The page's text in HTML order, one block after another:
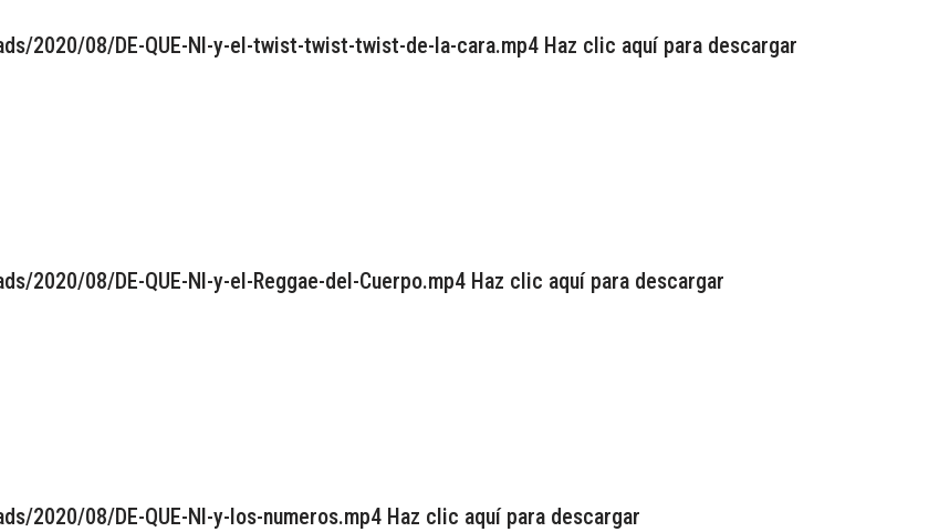
2020/08/DE-QUE-NI-y-el-twist-twist-twist-de-la-cara.mp4 Haz clic aquí para descargar
2020/08/DE-QUE-NI-y-el-Reggae-del-Cuerpo.mp4 Haz clic aquí para descargar
2020/08/DE-QUE-NI-y-los-numeros.mp4 Haz clic aquí para descargar